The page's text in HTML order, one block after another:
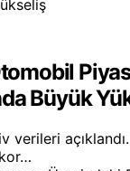
Büyük
verileri